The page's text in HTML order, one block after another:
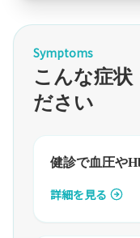
Symptoms
こんな症状
ださい
健診で血圧や
詳細を見る